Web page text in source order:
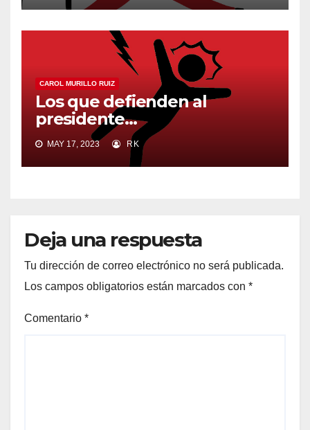
CAROL MURILLO RUIZ
Los que defienden al
presidente…
MAY 17, 2023 RK
Deja una respuesta
Tu dirección de correo electrónico no será publicada.
Los campos obligatorios están marcados con *
Comentario *